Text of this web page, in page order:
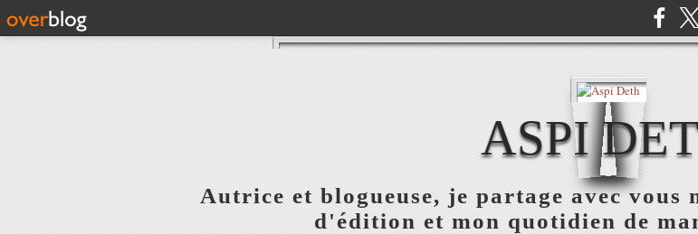
ASPI
Autrice et blogueuse, je partage avec vous
d'édition et mon quotidien de